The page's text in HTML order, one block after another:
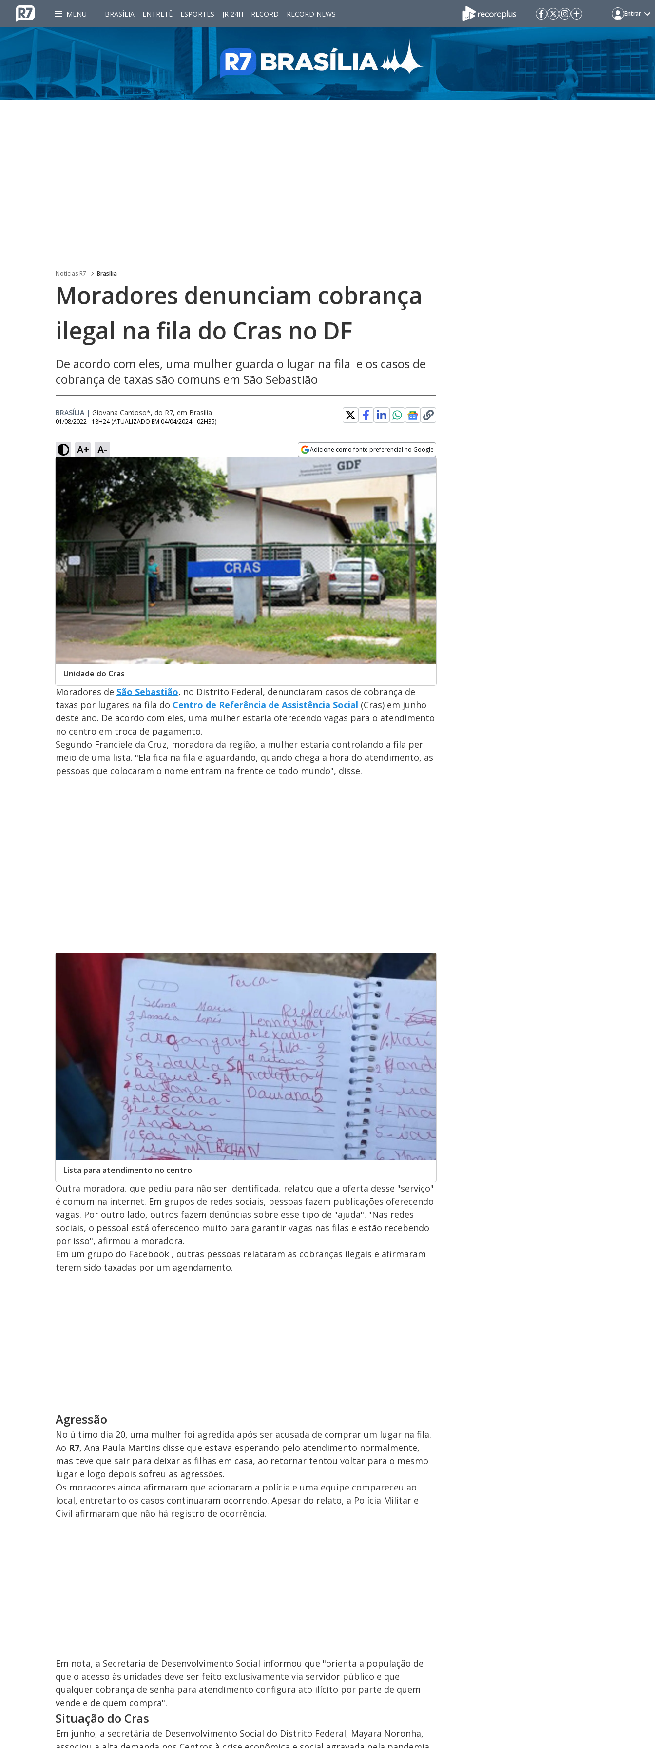
MENU BRASÍLIA ENTRETÊ ESPORTES JR 24H RECORD RECORD NEWS Entrar
Noticias R7 Brasília
Moradores denunciam cobrança
ilegal na fila do Cras no DF
De acordo com eles, uma mulher guarda o lugar na fila e os casos de
cobrança de taxas são comuns em São Sebastião
BRASÍLIA | Giovana Cardoso*, do R7, em Brasília
01/08/2022 - 18H24 (ATUALIZADO EM 04/04/2024 - 02H35)
A+ A- Adicione como fonte preferencial no Google
Opens in new window
Unidade do Cras
Moradores de São Sebastião, no Distrito Federal, denunciaram casos de cobrança de
taxas por lugares na fila do Centro de Referência de Assistência Social (Cras) em junho
deste ano. De acordo com eles, uma mulher estaria oferecendo vagas para o atendimento
no centro em troca de pagamento.
Segundo Franciele da Cruz, moradora da região, a mulher estaria controlando a fila per
meio de uma lista. "Ela fica na fila e aguardando, quando chega a hora do atendimento, as
pessoas que colocaram o nome entram na frente de todo mundo", disse.
Lista para atendimento no centro
Outra moradora, que pediu para não ser identificada, relatou que a oferta desse "serviço"
é comum na internet. Em grupos de redes sociais, pessoas fazem publicações oferecendo
vagas. Por outro lado, outros fazem denúncias sobre esse tipo de "ajuda". "Nas redes
sociais, o pessoal está oferecendo muito para garantir vagas nas filas e estão recebendo
por isso", afirmou a moradora.
Em um grupo do Facebook , outras pessoas relataram as cobranças ilegais e afirmaram
terem sido taxadas por um agendamento.
Agressão
No último dia 20, uma mulher foi agredida após ser acusada de comprar um lugar na fila.
Ao R7, Ana Paula Martins disse que estava esperando pelo atendimento normalmente,
mas teve que sair para deixar as filhas em casa, ao retornar tentou voltar para o mesmo
lugar e logo depois sofreu as agressões.
Os moradores ainda afirmaram que acionaram a polícia e uma equipe compareceu ao
local, entretanto os casos continuaram ocorrendo. Apesar do relato, a Polícia Militar e
Civil afirmaram que não há registro de ocorrência.
Em nota, a Secretaria de Desenvolvimento Social informou que "orienta a população de
que o acesso às unidades deve ser feito exclusivamente via servidor público e que
qualquer cobrança de senha para atendimento configura ato ilícito por parte de quem
vende e de quem compra".
Situação do Cras
Em junho, a secretária de Desenvolvimento Social do Distrito Federal, Mayara Noronha,